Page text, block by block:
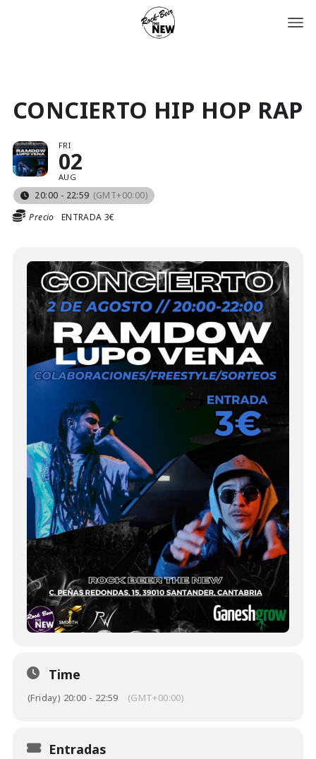
CONCIERTO HIP HOP RAP
FRI
02
AUG
20:00 - 22:59 (GMT+00:00)
Precio
ENTRADA 3€
Time
(Friday) 20:00 - 22:59 (GMT+00:00)
Entradas